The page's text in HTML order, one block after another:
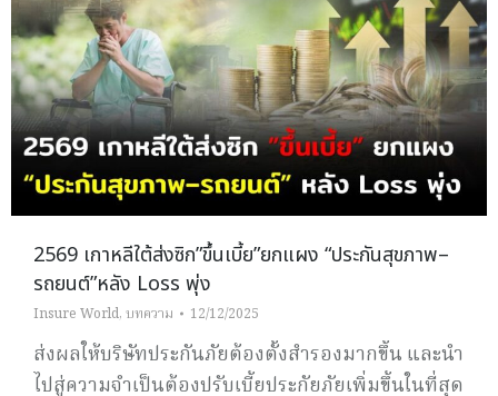
2569 เกาหลีใต้ส่งซิก”ขึ้นเบี้ย”ยกแผง “ประกันสุขภาพ–
รถยนต์”หลัง Loss พุ่ง
Insure World, บทความ 12/12/2025
ส่งผลให้บริษัทประกันภัยต้องตั้งสำรองมากขึ้น และนำ
ไปสู่ความจำเป็นต้องปรับเบี้ยประกัยภัยเพิ่มขึ้นในที่สุด